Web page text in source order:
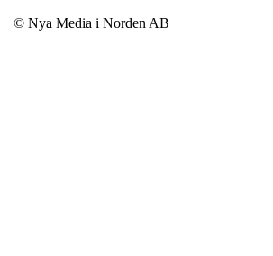
© Nya Media i Norden AB